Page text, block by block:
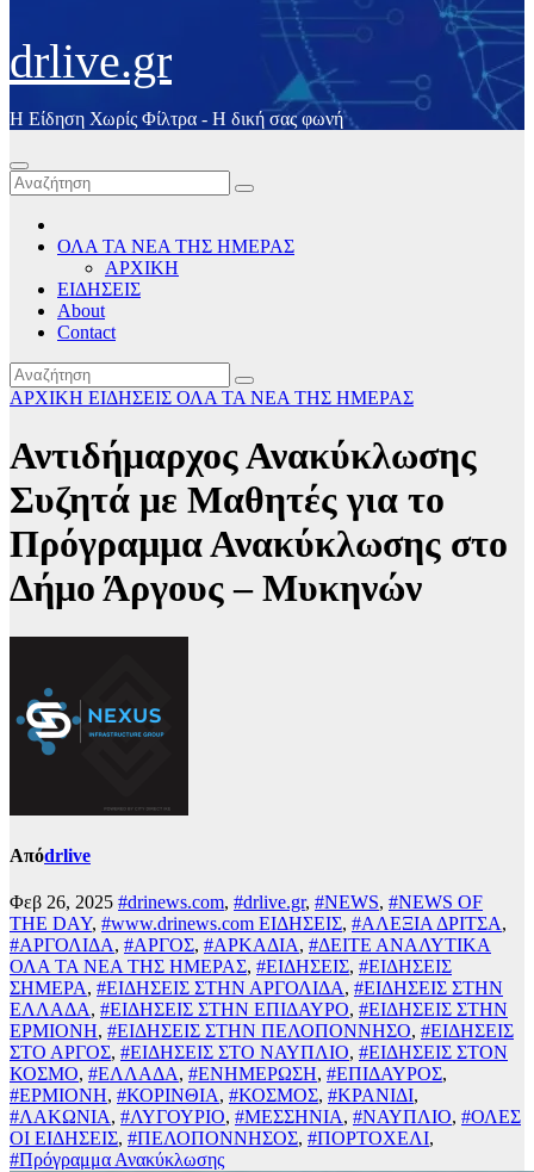
drlive.gr
Η Είδηση Χωρίς Φίλτρα - H δική σας φωνή
ΟΛΑ ΤΑ ΝΕΑ ΤΗΣ ΗΜΕΡΑΣ
ΑΡΧΙΚΗ
ΕΙΔΗΣΕΙΣ
About
Contact
ΑΡΧΙΚΗ ΕΙΔΗΣΕΙΣ ΟΛΑ ΤΑ ΝΕΑ ΤΗΣ ΗΜΕΡΑΣ
Αντιδήμαρχος Ανακύκλωσης
Συζητά με Μαθητές για το
Πρόγραμμα Ανακύκλωσης στο
Δήμο Άργους – Μυκηνών
Απόdrlive
Φεβ 26, 2025 #drinews.com, #drlive.gr, #NEWS, #NEWS OF
THE DAY, #www.drinews.com ΕΙΔΗΣΕΙΣ, #ΑΛΕΞΙΑ ΔΡΙΤΣΑ,
#ΑΡΓΟΛΙΔΑ, #ΑΡΓΟΣ, #ΑΡΚΑΔΙΑ, #ΔΕΙΤΕ ΑΝΑΛΥΤΙΚΑ
ΟΛΑ ΤΑ ΝΕΑ ΤΗΣ ΗΜΕΡΑΣ, #ΕΙΔΗΣΕΙΣ, #ΕΙΔΗΣΕΙΣ
ΣΗΜΕΡΑ, #ΕΙΔΗΣΕΙΣ ΣΤΗΝ ΑΡΓΟΛΙΔΑ, #ΕΙΔΗΣΕΙΣ ΣΤΗΝ
ΕΛΛΑΔΑ, #ΕΙΔΗΣΕΙΣ ΣΤΗΝ ΕΠΙΔΑΥΡΟ, #ΕΙΔΗΣΕΙΣ ΣΤΗΝ
ΕΡΜΙΟΝΗ, #ΕΙΔΗΣΕΙΣ ΣΤΗΝ ΠΕΛΟΠΟΝΝΗΣΟ, #ΕΙΔΗΣΕΙΣ
ΣΤΟ ΑΡΓΟΣ, #ΕΙΔΗΣΕΙΣ ΣΤΟ ΝΑΥΠΛΙΟ, #ΕΙΔΗΣΕΙΣ ΣΤΟΝ
ΚΟΣΜΟ, #ΕΛΛΑΔΑ, #ΕΝΗΜΕΡΩΣΗ, #ΕΠΙΔΑΥΡΟΣ,
#ΕΡΜΙΟΝΗ, #ΚΟΡΙΝΘΙΑ, #ΚΟΣΜΟΣ, #ΚΡΑΝΙΔΙ,
#ΛΑΚΩΝΙΑ, #ΛΥΓΟΥΡΙΟ, #ΜΕΣΣΗΝΙΑ, #ΝΑΥΠΛΙΟ, #ΟΛΕΣ
ΟΙ ΕΙΔΗΣΕΙΣ, #ΠΕΛΟΠΟΝΝΗΣΟΣ, #ΠΟΡΤΟΧΕΛΙ,
#Πρόγραμμα Ανακύκλωσης